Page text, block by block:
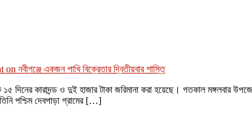
on নবীগঞ্জে একজন পাখি বিক্রেতার দ্বিতীয়বার শাস্তি
কারাদন্ড ও দুই হাজার টাকা জরিমানা করা হয়েছে। গতকাল মঙ্গলবার
পশ্চিম দেবপাড়া গ্রামের […]